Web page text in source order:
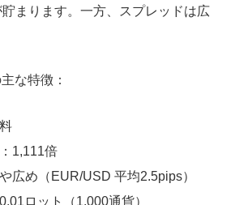
まります。一方、スプレッドは広
な特徴：
1,111倍
広め（EUR/USD 平均2.5pips）
ロット（1,000通貨）